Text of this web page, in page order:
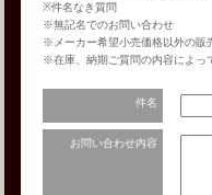
※件名なき質問
※無記名でのお問い合わせ
※メーカー希望小売価格以外の販
※在庫、納期ご質問の内容によっ
件名
お問い合わせ内容